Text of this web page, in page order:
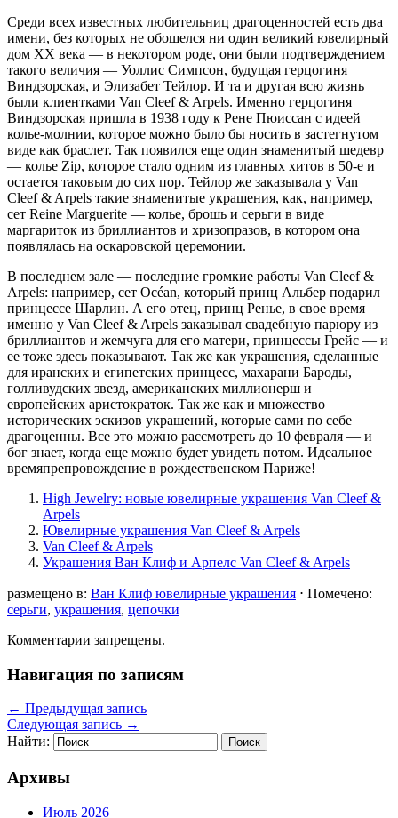
Среди всех известных любительниц драгоценностей есть два
имени, без которых не обошелся ни один великий ювелирный
дом XX века — в некотором роде, они были подтверждением
такого величия — Уоллис Симпсон, будущая герцогиня
Виндзорская, и Элизабет Тейлор. И та и другая всю жизнь
были клиентками Van Cleef & Arpels. Именно герцогиня
Виндзорская пришла в 1938 году к Рене Пюиссан с идеей
колье-молнии, которое можно было бы носить в застегнутом
виде как браслет. Так появился еще один знаменитый шедевр
— колье Zip, которое стало одним из главных хитов в 50-е и
остается таковым до сих пор. Тейлор же заказывала у Van
Cleef & Arpels такие знаменитые украшения, как, например,
сет Reine Marguerite — колье, брошь и серьги в виде
маргариток из бриллиантов и хризопразов, в котором она
появлялась на оскаровской церемонии.
В последнем зале — последние громкие работы Van Cleef &
Arpels: например, сет Océan, который принц Альбер подарил
принцессе Шарлин. А его отец, принц Ренье, в свое время
именно у Van Cleef & Arpels заказывал свадебную парюру из
бриллиантов и жемчуга для его матери, принцессы Грейс — и
ее тоже здесь показывают. Так же как украшения, сделанные
для иранских и египетских принцесс, махарани Бароды,
голливудских звезд, американских миллионерш и
европейских аристократок. Так же как и множество
исторических эскизов украшений, которые сами по себе
драгоценны. Все это можно рассмотреть до 10 февраля — и
бог знает, когда еще можно будет увидеть потом. Идеальное
времяпрепровождение в рождественском Париже!
High Jewelry: новые ювелирные украшения Van Cleef &
Arpels
Ювелирные украшения Van Cleef & Arpels
Van Cleef & Arpels
Украшения Ван Клиф и Арпелс Van Cleef & Arpels
размещено в: Ван Клиф ювелирные украшения ⋅ Помечено:
серьги, украшения, цепочки
Комментарии запрещены.
Навигация по записям
← Предыдущая запись
Следующая запись →
Найти:
Архивы
Июль 2026